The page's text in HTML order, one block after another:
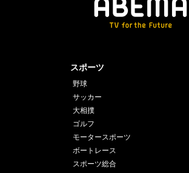
スポーツ
野球
サッカー
大相撲
ゴルフ
モータースポーツ
ボートレース
スポーツ総合